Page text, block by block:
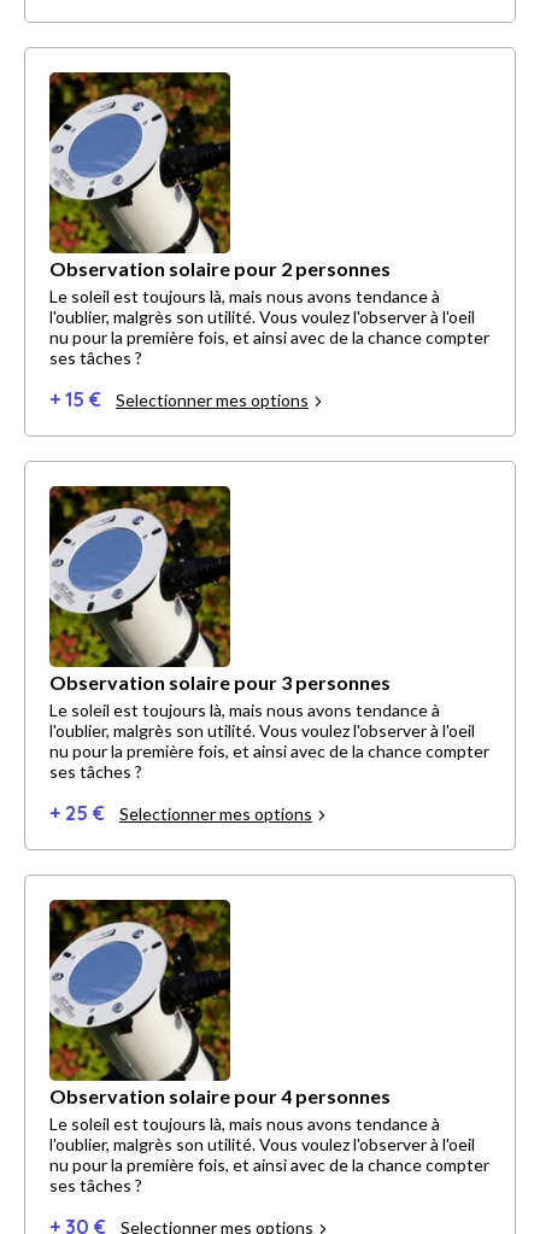
Observation solaire pour 2 personnes
Le soleil est toujours là, mais nous avons tendance à
l'oublier, malgrès son utilité. Vous voulez l'observer à l'oeil
nu pour la première fois, et ainsi avec de la chance compter
ses tâches ?
+ 15 € Selectionner mes options
Observation solaire pour 3 personnes
Le soleil est toujours là, mais nous avons tendance à
l'oublier, malgrès son utilité. Vous voulez l'observer à l'oeil
nu pour la première fois, et ainsi avec de la chance compter
ses tâches ?
+ 25 € Selectionner mes options
Observation solaire pour 4 personnes
Le soleil est toujours là, mais nous avons tendance à
l'oublier, malgrès son utilité. Vous voulez l'observer à l'oeil
nu pour la première fois, et ainsi avec de la chance compter
ses tâches ?
+ 30 € Selectionner mes options